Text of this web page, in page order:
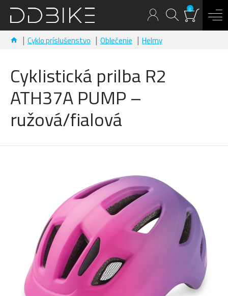
0
Cyklo príslušenstvo Oblečenie Helmy
Cyklistická prilba R2
ATH37A PUMP –
ružová/fialová